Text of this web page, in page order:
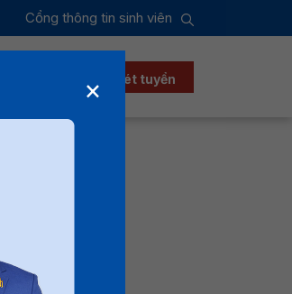
Cổng thông tin sinh viên
Đăng ký xét tuyển
×